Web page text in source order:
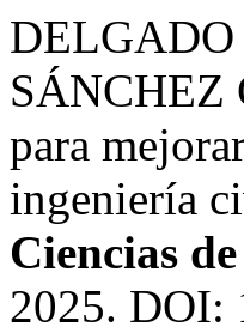
DELGADO
SÁNCHEZ
para
ingeniería
Ciencias
2025. DOI: